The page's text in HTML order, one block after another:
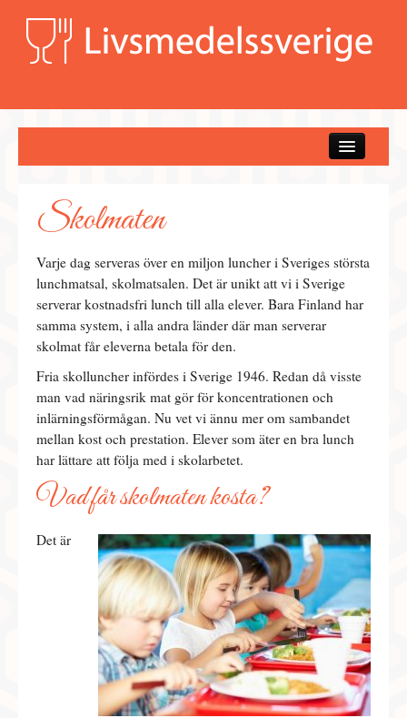
Högtider
Mathistoria
Mattips
Kontakta oss
Skolmaten
Varje dag serveras över en miljon luncher i Sveriges största
lunchmatsal, skolmatsalen. Det är unikt att vi i Sverige
serverar kostnadsfri lunch till alla elever. Bara Finland har
samma system, i alla andra länder där man serverar
skolmat får eleverna betala för den.
Fria skolluncher infördes i Sverige 1946. Redan då visste
man vad näringsrik mat gör för koncentrationen och
inlärningsförmågan. Nu vet vi ännu mer om sambandet
mellan kost och prestation. Elever som äter en bra lunch
har lättare att följa med i skolarbetet.
Vad får skolmaten kosta?
Det är